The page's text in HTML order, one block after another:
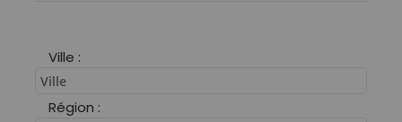
Ville :
Région :